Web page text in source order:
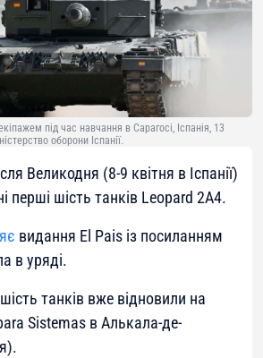
під час навчання в Сарагосі, Іспанія, 13
оборони Іспанії.
Великодня (8-9 квітня в Іспанії)
перші шість танків Leopard 2A4.
видання El Pais із посиланням
в уряді.
танків вже відновили на
Sistemas в Алькала-де-